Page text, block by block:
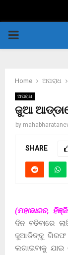
PRIMARY
Home ଅପରାଧ
ଅପରାଧ
ଜୁଆ
by
SHARE
(ମହାଭାରତ,
ଦିନ ବଢିବାରେ
ଜୁଆଡିଙ୍କୁ ଗିରଫ
ଲଗାଇବାକୁ